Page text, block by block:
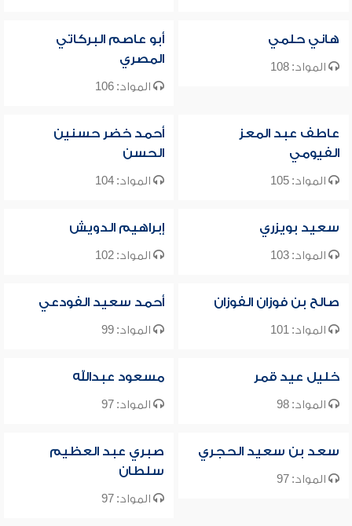
هاني حلمي
المواد: 108
أبو عاصم البركاتي
المصري
المواد: 106
عاطف عبد المعز
الفيومي
المواد: 105
أحمد خضر حسنين
الحسن
المواد: 104
سعيد بويزري
المواد: 103
إبراهيم الدويش
المواد: 102
صالح بن فوزان الفوزان
المواد: 101
أحمد سعيد الفودعي
المواد: 99
خليل عيد قمر
المواد: 98
مسعود عبدالله
المواد: 97
سعد بن سعيد الحجري
المواد: 97
صبري عبد العظيم
سلطان
المواد: 97